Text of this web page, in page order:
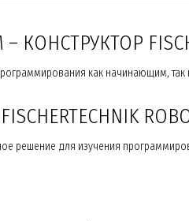
как начинающим,
решение для изучения